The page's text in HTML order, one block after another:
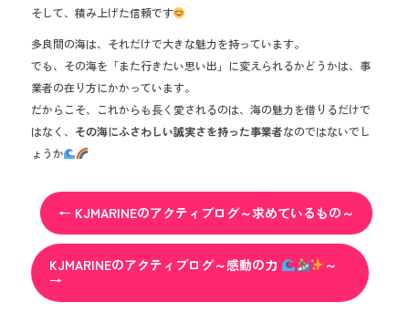
そして、積み上げた信頼です
多良間の海は、それだけで大きな魅力を持っています。
でも、その海を「また行きたい思い出」に変えられるかどうかは、事
業者の在り方にかかっています。
だからこそ、これからも長く愛されるのは、海の魅力を借りるだけで
はなく、 その海にふさわしい誠実さを持った事業者なのではないでし
ょうか
← KJMARINEのアクティブログ～求めているもの～
KJMARINEのアクティブログ～感動の力
～
→